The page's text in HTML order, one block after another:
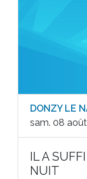
DONZY LE
sam. 08
IL A
NUIT